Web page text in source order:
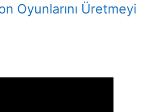
Oyunlarını Üretmeyi